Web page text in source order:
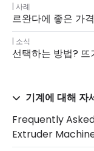
사례
르완다에 좋은 가
소식
선택하는 방법?
기계에 대해 자
Frequently
Extruder